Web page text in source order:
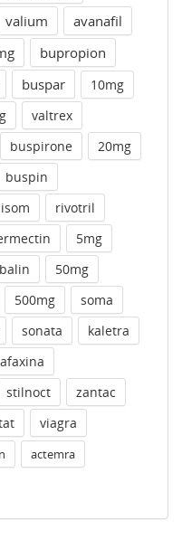
valium
avanafil
bupropion
buspar
10mg
valtrex
buspirone
20mg
buspin
rivotril
5mg
50mg
500mg
soma
sonata
kaletra
stilnoct
zantac
viagra
actemra